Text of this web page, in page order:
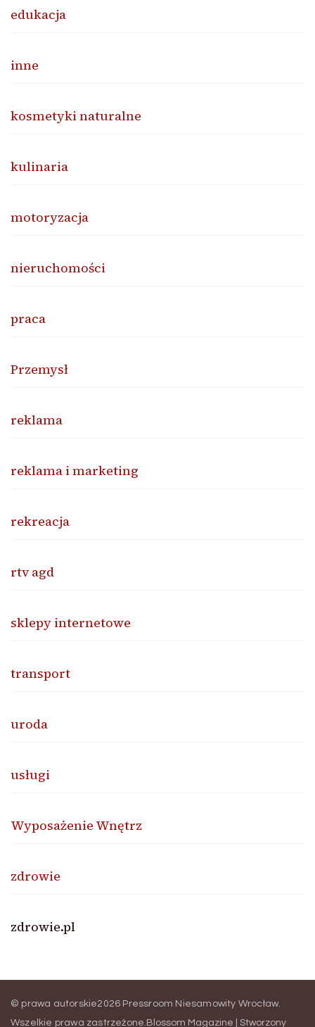
edukacja
inne
kosmetyki naturalne
kulinaria
motoryzacja
nieruchomości
praca
Przemysł
reklama
reklama i marketing
rekreacja
rtv agd
sklepy internetowe
transport
uroda
usługi
Wyposażenie Wnętrz
zdrowie
zdrowie.pl
© prawa autorskie2026 Pressroom Niesamowity Wrocław.
Wszelkie prawa zastrzeżone. Blossom Magazine | Stworzony